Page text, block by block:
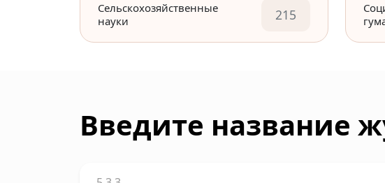
Сельскохозяйственные
науки
215
Введите название